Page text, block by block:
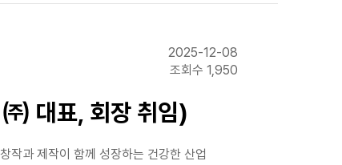
2025-12-08
조회수 1,950
대표, 회장 취임)
과 제작이 함께 성장하는 건강한 산업